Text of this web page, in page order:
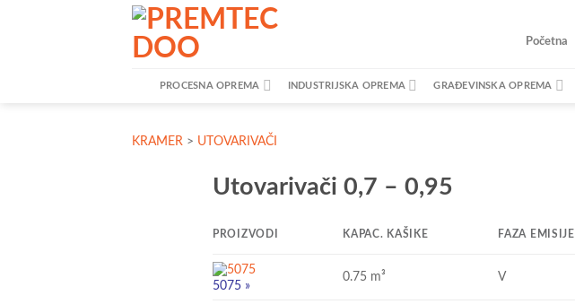
Početna
PROCESNA OPREMA INDUSTRIJSKA OPREMA GRAĐEVINSKA OPREMA
KRAMER > UTOVARIVAČI
Utovarivači 0,7 – 0,95
PROIZVODI KAPAC. KAŠIKE FAZA EMISIJE
5075 »
0.75 m³ V